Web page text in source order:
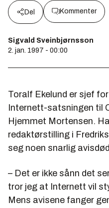
Del Kommenter
Sigvald Sveinbjørnsson
2. jan. 1997 - 00:00
Toralf Ekelund er sjef
Internett-satsningen til
Hjemmet Mortensen.
redaktørstilling i
seg noen snarlig
– Det er ikke sånn det
tror jeg at Internett vil
Mens avisene fanger